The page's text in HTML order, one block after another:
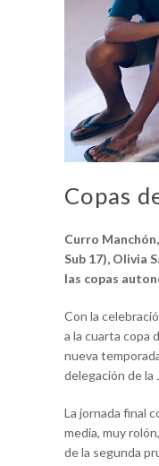
Copas
Curro
Sub 17), Olivia
las copas
Con la
a la cuarta copa
nueva
delegación de la
La jornada final
media, muy
de la segunda